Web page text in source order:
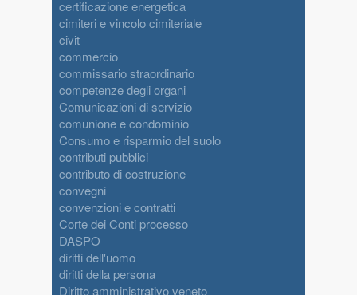
certificazione energetica
cimiteri e vincolo cimiteriale
civit
commercio
commissario straordinario
competenze degli organi
Comunicazioni di servizio
comunione e condominio
Consumo e risparmio del suolo
contributi pubblici
contributo di costruzione
convegni
convenzioni e contratti
Corte dei Conti processo
DASPO
diritti dell'uomo
diritti della persona
Diritto amministrativo veneto